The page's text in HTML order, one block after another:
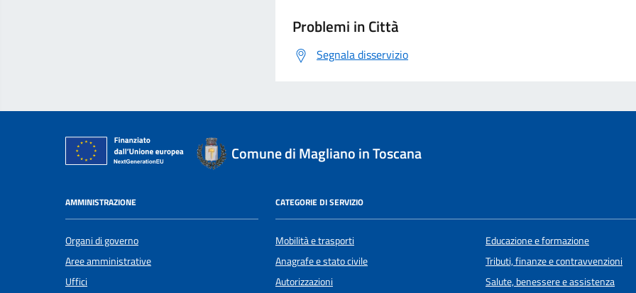
Problemi in Città
Segnala disservizio
Comune di Magliano in Toscana
AMMINISTRAZIONE
Organi di governo
Aree amministrative
Uffici
CATEGORIE DI SERVIZIO
Mobilità e trasporti
Anagrafe e stato civile
Autorizzazioni
Educazione e formazione
Tributi, finanze e contravvenzioni
Salute, benessere e assistenza